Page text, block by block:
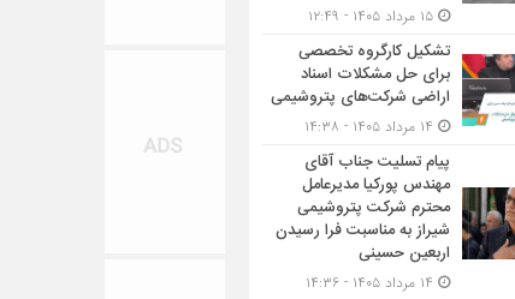
تشکیل کارگروه تخصصی
برای حل مشکلات اسناد
اراضی شرکت‌های پتروشیمی
پیام تسلیت جناب آقای
مهندس پوركیا مدیرعامل
محترم شركت پتروشیمی
شیراز به مناسبت فرا رسیدن
اربعین حسینی